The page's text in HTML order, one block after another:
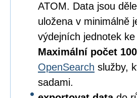
ATOM. Data jsou
uložena v minimálně
výdejních jednotek
Maximální počet
OpenSearch služby,
sadami.